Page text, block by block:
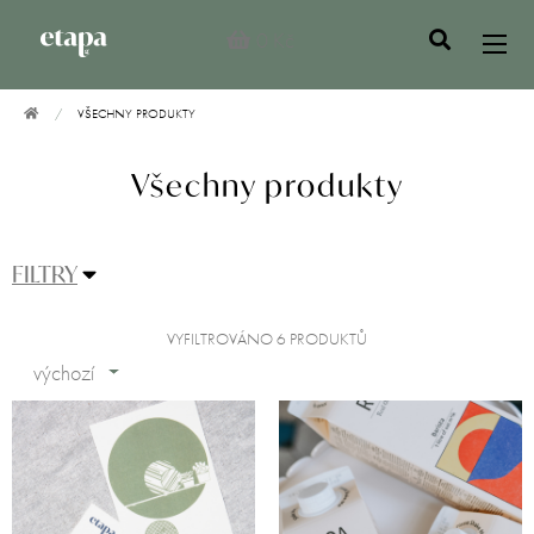
VŠECHNY PRODUKTY
Všechny produkty
FILTRY
VYFILTROVÁNO 6 PRODUKTŮ
výchozí